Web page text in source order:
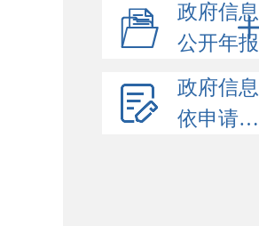
政府信息
公开年报
政府信息
依申请公开